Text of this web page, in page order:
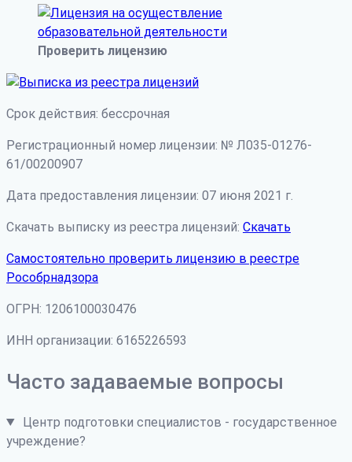
Проверить лицензию
Срок действия: бессрочная
Регистрационный номер лицензии: № Л035-01276-
61/00200907
Дата предоставления лицензии: 07 июня 2021 г.
Скачать выписку из реестра лицензий: Скачать
Самостоятельно проверить лицензию в реестре
Рособрнадзора
ОГРН: 1206100030476
ИНН организации: 6165226593
Часто задаваемые вопросы
Центр подготовки специалистов - государственное
учреждение?